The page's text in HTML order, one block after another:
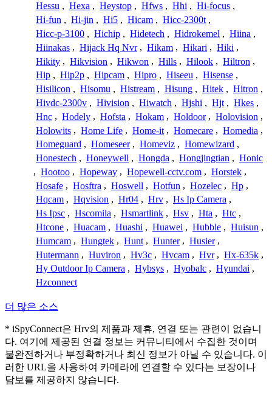
Hessu , Hexa , Heystop , Hfws , Hhi , Hi-focus ,
Hi-fun , Hi-jin , Hi5 , Hicam , Hicc-2300t ,
Hicc-p-3100 , Hichip , Hidetech , Hidrokemel , Hiina ,
Hiinakas , Hijack Hq Nvr , Hikam , Hikari , Hiki ,
Hikity , Hikvision , Hikwon , Hills , Hilook , Hiltron ,
Hip , Hip2p , Hipcam , Hipro , Hiseeu , Hisense ,
Hisilicon , Hisomu , Histream , Hisung , Hitek , Hitron ,
Hivdc-2300v , Hivision , Hiwatch , Hjshi , Hjt , Hkes ,
Hnc , Hodely , Hofsta , Hokam , Holdoor , Holovision ,
Holowits , Home Life , Home-it , Homecare , Homedia ,
Homeguard , Homeseer , Homeviz , Homewizard ,
Honestech , Honeywell , Hongda , Hongjingtian , Honic
, Hootoo , Hopeway , Hopewell-cctv.com , Horstek ,
Hosafe , Hosftra , Hoswell , Hotfun , Hozelec , Hp ,
Hqcam , Hqvision , Hr04 , Hrv , Hs Ip Camera ,
Hs Ipsc , Hscomila , Hsmartlink , Hsv , Hta , Htc ,
Htcone , Huacam , Huashi , Huawei , Hubble , Huisun ,
Humcam , Hungtek , Hunt , Hunter , Husier ,
Hutermann , Huviron , Hv3c , Hvcam , Hvr , Hx-635k ,
Hy Outdoor Ip Camera , Hybsys , Hyobalc , Hyundai ,
Hzconnect
더 많은 소스
* iSpyConnect은 Hrv의 제품과 제휴, 연결 또는 관련이 없습니
다. 여기에 제공된 연결 정보는 커뮤니티에서 수집한 것이며
불완전하거나 부정확하거나 최신 정보가 아닐 수 있습니다. 이
러한 URL을 사용하여 카메라에 연결할 수 있다는 보장이나
담보를 제공하지 않습니다.